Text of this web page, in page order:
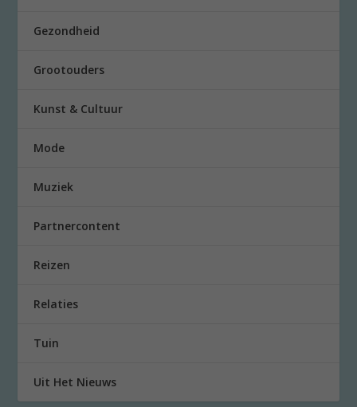
Gezondheid
Grootouders
Kunst & Cultuur
Mode
Muziek
Partnercontent
Reizen
Relaties
Tuin
Uit Het Nieuws